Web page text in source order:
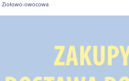
Ziołowo-owocowa